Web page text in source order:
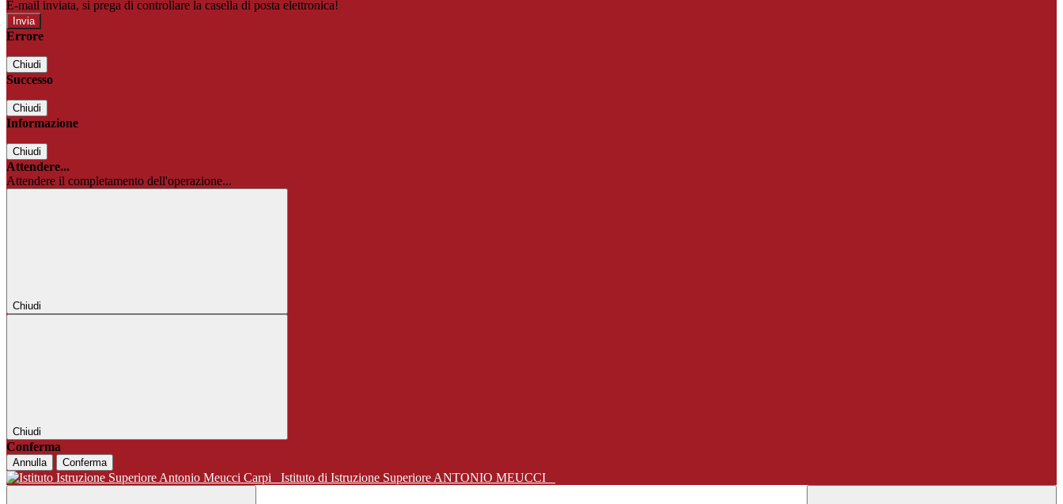
E-mail inviata, si prega di controllare la casella di posta elettronica!
Errore
Chiudi
Successo
Chiudi
Informazione
Chiudi
Attendere...
Attendere il completamento dell'operazione...
Chiudi
Chiudi
Conferma
Annulla Conferma
Istituto di Istruzione Superiore ANTONIO MEUCCI